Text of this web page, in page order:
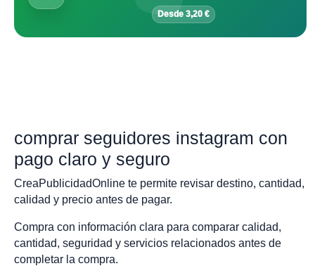
Desde 3,20 €
comprar seguidores instagram con
pago claro y seguro
CreaPublicidadOnline te permite revisar destino, cantidad,
calidad y precio antes de pagar.
Compra con información clara para comparar calidad,
cantidad, seguridad y servicios relacionados antes de
completar la compra.